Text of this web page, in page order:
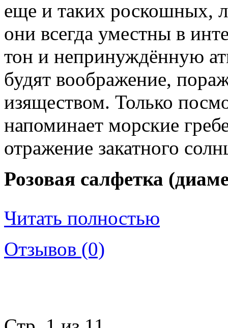
еще и таких роскошных,
они всегда уместны в
тон и непринуждённую
будят воображение,
изяществом. Только
напоминает морские
отражение закатного
Розовая салфетка
Читать полностью
Отзывов (0)